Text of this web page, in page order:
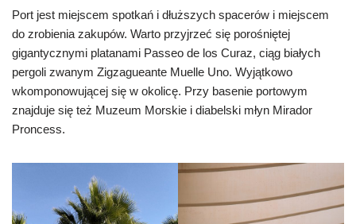
Port jest miejscem spotkań i dłuższych spacerów i miejscem
do zrobienia zakupów. Warto przyjrzeć się porośniętej
gigantycznymi platanami Passeo de los Curaz, ciąg białych
pergoli zwanym Zigzagueante Muelle Uno. Wyjątkowo
wkomponowującej się w okolicę. Przy basenie portowym
znajduje się też Muzeum Morskie i diabelski młyn Mirador
Proncess.